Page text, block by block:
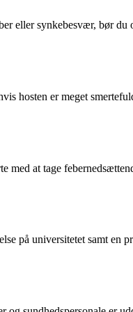
eller synkebesvær, bør
hosten er meget
med at tage
på universitetet samt en